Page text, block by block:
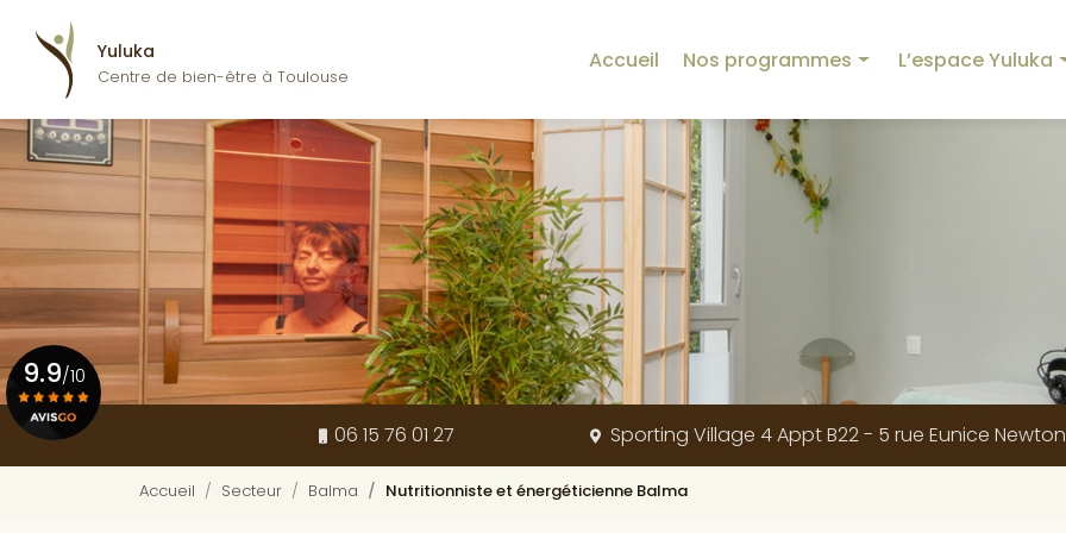
contenu
principal
Yuluka
Centre de bien-être à Toulouse
Accueil
Nos programmes
Programme Yuluka
Programme Détox
Programme Minceur
Programme Sommeil
Programme Mémoire
Programme Stress et Digestion
Programme Sport
Programme Dos et Articulations
L’espace Yuluka
06 15 76 01 27 Sporting Village 4 Appt B22 - 5 rue Eunice
9.9/10
Accueil Secteur Balma Nutritionniste et énergéticienne Balma